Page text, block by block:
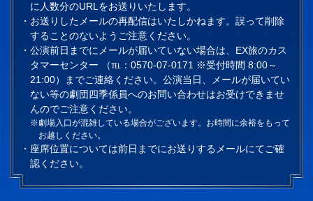
に人数分のURLをお送りいたします。
お送りしたメールの再配信はいたしかねます。誤って削除
することのないようご注意ください。
公演前日までにメールが届いていない場合は、EX旅のカス
タマーセンター （℡： 0570-07-0171 ※受付時間 8:00～
21:00）までご連絡ください。公演当日、メールが届いてい
ない等の劇団四季係員へのお問い合わせはお受けできませ
んのでご注意ください。
※劇場入口が混雑している場合がございます。お時間に余裕をもって
お越しください。
座席位置については前日までにお送りするメールにてご確
認ください。